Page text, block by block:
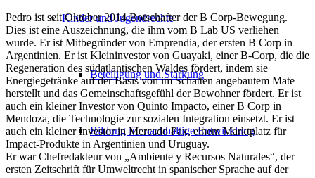
Kinder und Jugendrechte
Beteiligung und Stärkung
Bildung für nachhaltige Entwicklung
Pedro ist seit Oktober 2014 Botschafter der B Corp-Bewegung.
Dies ist eine Auszeichnung, die ihm vom B Lab US verliehen
wurde. Er ist Mitbegründer von Emprendia, der ersten B Corp in
Argentinien. Er ist Kleininvestor von Guayaki, einer B-Corp, die die
Regeneration des südatlantischen Waldes fördert, indem sie
Energiegetränke auf der Basis von im Schatten angebautem Mate
herstellt und das Gemeinschaftsgefühl der Bewohner fördert. Er ist
auch ein kleiner Investor von Quinto Impacto, einer B Corp in
Mendoza, die Technologie zur sozialen Integration einsetzt. Er ist
auch ein kleiner Investor in Mercado Pax, einem Marktplatz für
Impact-Produkte in Argentinien und Uruguay.
Er war Chefredakteur von „Ambiente y Recursos Naturales“, der
ersten Zeitschrift für Umweltrecht in spanischer Sprache auf der